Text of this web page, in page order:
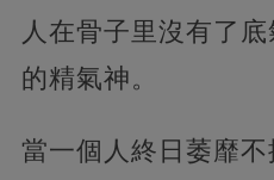
人在骨子里沒有了
的精氣神。
當一個人終日萎靡